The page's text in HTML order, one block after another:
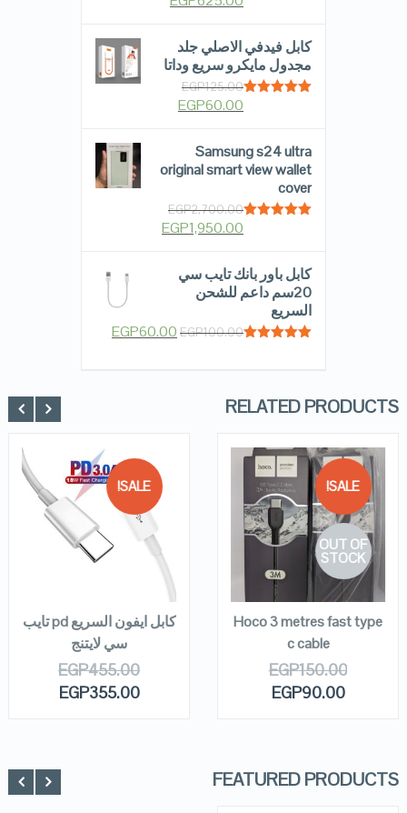
كابل فيدفي الاصلي جلد
مجدول مايكرو سريع وداتا
EGP125.00
EGP60.00
Samsung s24 ultra
original smart view wallet
cover
EGP2,700.00
EGP1,950.00
كابل باور بانك تايب سي
20سم داعم للشحن
السريع
EGP100.00
EGP60.00
RELATED PRODUCTS
SALE!
OUT OF
STOCK
QUICK LOOK
VIEW DETAILS
READ MORE
Hoco 3 metres fast type
c cable
EGP150.00
EGP90.00
SALE!
QUICK LOOK
VIEW DETAILS
ADD TO
كابل ايفون السريع pd تايب
سي لايتنج
EGP455.00
EGP355.00
FEATURED PRODUCTS